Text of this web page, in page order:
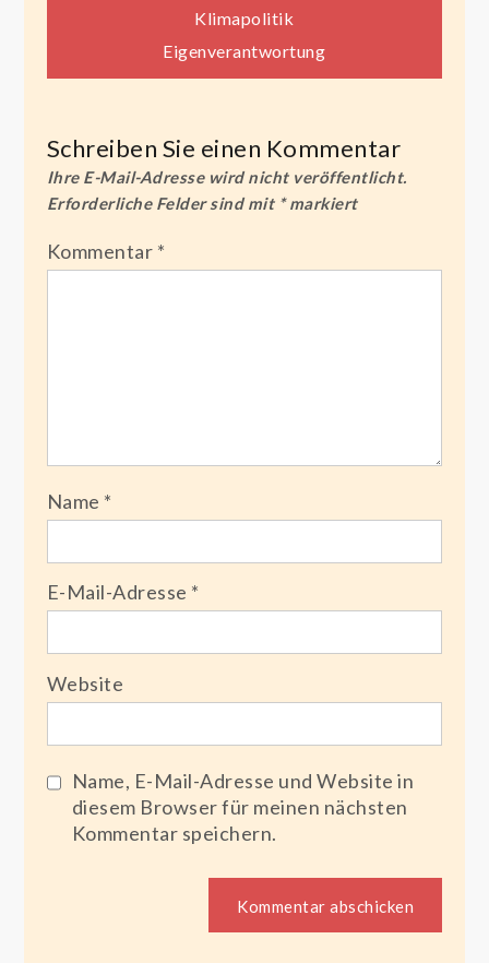
Beitragsnavigation
Klimapolitik
Eigenverantwortung
Schreiben Sie einen Kommentar
Ihre E-Mail-Adresse wird nicht veröffentlicht.
Erforderliche Felder sind mit *markiert
Kommentar *
Name *
E-Mail-Adresse *
Website
Name, E-Mail-Adresse und Website in
diesem Browser für meinen nächsten
Kommentar speichern.